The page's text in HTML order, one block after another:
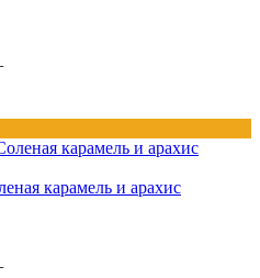
карамель и арахис